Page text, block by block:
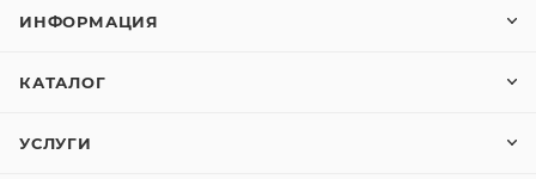
ИНФОРМАЦИЯ
КАТАЛОГ
УСЛУГИ